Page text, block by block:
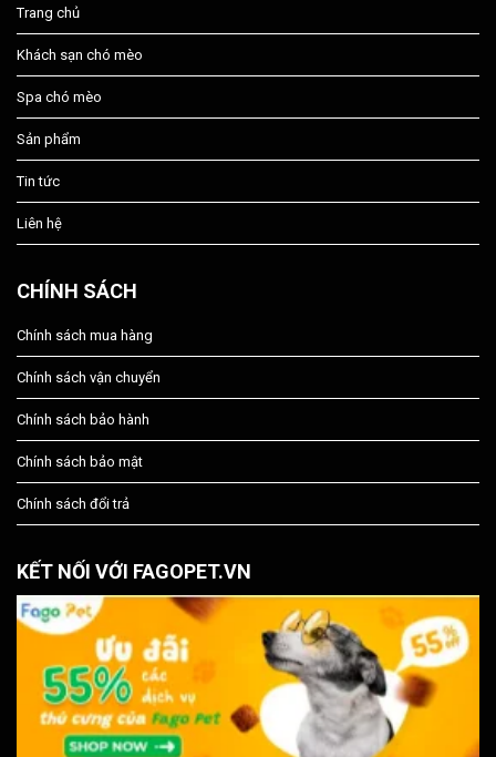
Trang chủ
Khách sạn chó mèo
Spa chó mèo
Sản phẩm
Tin tức
Liên hệ
CHÍNH SÁCH
Chính sách mua hàng
Chính sách vận chuyển
Chính sách bảo hành
Chính sách bảo mật
Chính sách đổi trả
KẾT NỐI VỚI FAGOPET.VN